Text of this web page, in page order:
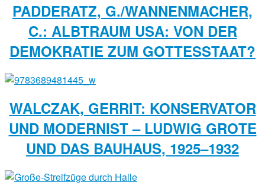
PADDERATZ, G./WANNENMACHER,
C.: ALBTRAUM USA: VON DER
DEMOKRATIE ZUM GOTTESSTAAT?
WALCZAK, GERRIT: KONSERVATOR
UND MODERNIST – LUDWIG GROTE
UND DAS BAUHAUS, 1925–1932